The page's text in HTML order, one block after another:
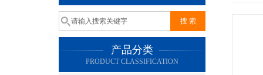
产品分类
PRODUCT CLASSIFICATION